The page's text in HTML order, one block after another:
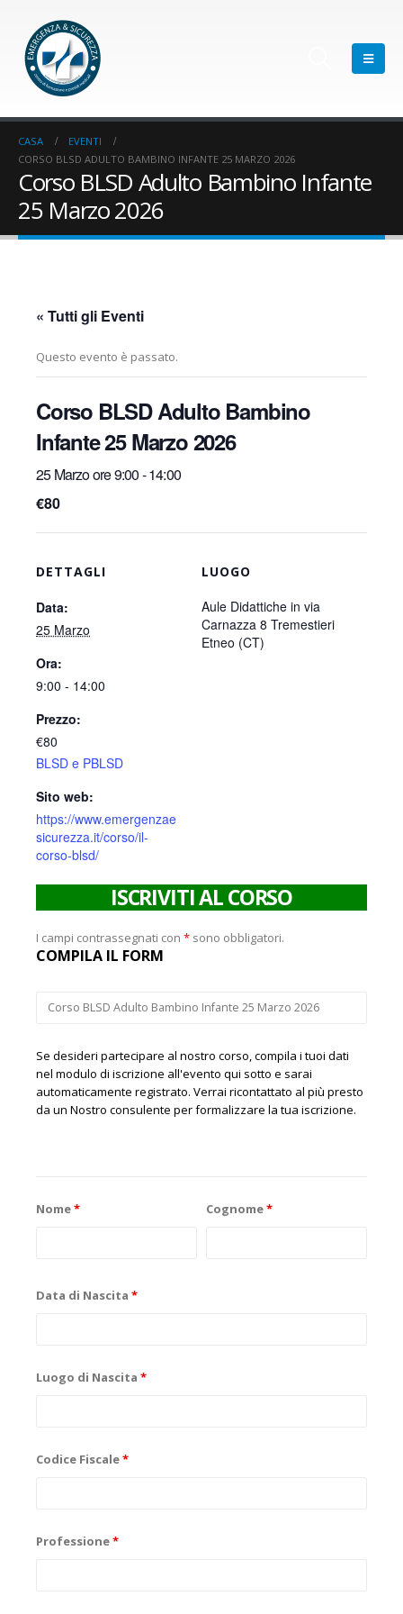
CASA
EVENTI
CORSO BLSD ADULTO BAMBINO INFANTE 25 MARZO 2026
Corso BLSD Adulto Bambino Infante
25 Marzo 2026
« Tutti gli Eventi
Questo evento è passato.
Corso BLSD Adulto Bambino
Infante 25 Marzo 2026
25 Marzo ore 9:00-14:00
€80
DETTAGLI
Data:
25 Marzo
Ora:
9:00 - 14:00
Prezzo:
€80
BLSD e PBLSD
Sito web:
https://www.emergenzae
sicurezza.it/corso/il-
corso-blsd/
LUOGO
Aule Didattiche in via
Carnazza 8 Tremestieri
Etneo (CT)
ISCRIVITI AL CORSO
I campi contrassegnati con * sono obbligatori.
COMPILA IL FORM
Se desideri partecipare al nostro corso, compila i tuoi dati
nel modulo di iscrizione all'evento qui sotto e sarai
automaticamente registrato. Verrai ricontattato al più presto
da un Nostro consulente per formalizzare la tua iscrizione.
Nome* Cognome*
Data di Nascita *
Luogo di Nascita *
Codice Fiscale*
Professione*